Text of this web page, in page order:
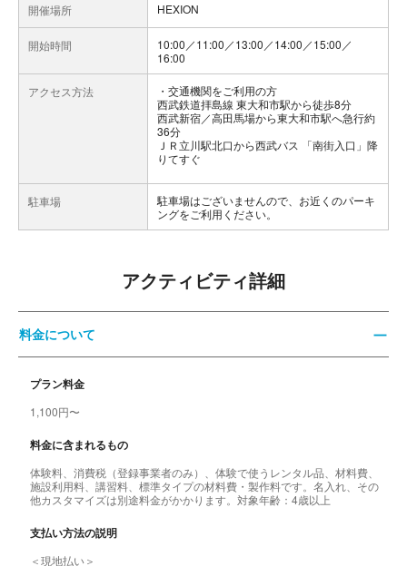
開催場所 HEXION
開始時間
10:00／11:00／13:00／14:00／15:00／
16:00
アクセス方法
交通機関をご利用の方
西武鉄道拝島線 東大和市駅から徒歩8分
西武新宿／高田馬場から東大和市駅へ急行約
36分
ＪＲ立川駅北口から西武バス 「南街入口」降
りてすぐ
駐車場
駐車場はございませんので、お近くのパーキ
ングをご利用ください。
アクティビティ詳細
料金について
プラン料金
1,100円〜
料金に含まれるもの
体験料、消費税（登録事業者のみ）、体験で使うレンタル品、材料費、
施設利用料、講習料、標準タイプの材料費・製作料です。名入れ、その
他カスタマイズは別途料金がかかります。対象年齢：4歳以上
支払い方法の説明
＜現地払い＞